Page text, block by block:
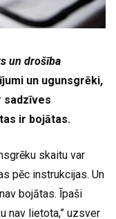
un drošība
un ugunsgrēki,
sadzīves
ir bojātas.
skaitu var
pēc instrukcijas. Un
bojātas. Īpaši
nav lietota,” uzsver